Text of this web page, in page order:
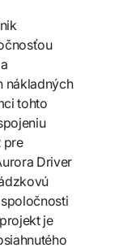
nákladných
tohto
pre
Driver
je